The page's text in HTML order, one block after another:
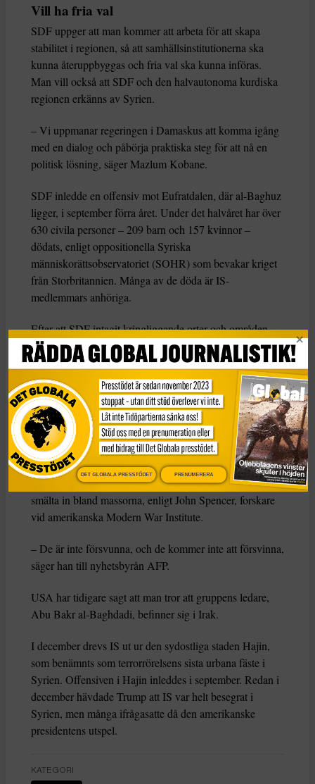
Vill ha fria val
SDF uppger att man kommer att arbeta för att skapa
stabilitet i regionen, så att samhällsinstitutionerna ska
kunna återuppbyggas och fria val ska kunna införas.
Man vill också att SDF och den halvautonoma kurdiska
regionen erkänns av Syrien.
– Vi uppmanar regeringen i Damaskus att komma igång
med en dialog och påbörja praktiska steg för att nå en
politisk lösning, säger Mazlum Kobane.
SDF inledde en offensiv mot Eufratdalen, där al-Baghuz
ligger, i september förra året. Under det halvåret har över
630 civila personer – 209 barn och 157 kvinnor –
dödats, enligt oppositionella Syriska
människorättsobservatoriet (SOHR) som bevakar kriget
från Storbritannien. Många av de döda är IS-
medlemmars anhöriga.
Efter att SDF intagit kringliggande orter och områden
inleddes offensiven mot al-Baghuz den 9 februari.
Alliansen meddelade vid återkommande tillfällen att en
seger var nära förestående, men det dröjde flera veckor,
inte minst med anledning av evakueringen av tiotusentals
civila.
IS-ledaren på fri fot
Den fortsatta kampen mot IS kan bli komplicerad. IS-
anhängare kan utan problem hålla sig undan, och försöka
smälta in bland massorna, enligt John Spencer, forskare
vid amerikanska Modern War Institute.
– De är inte försvunna, och de kommer inte att försvinna,
säger han till nyhetsbyrån AFP.
USA har tidigare sagt att man tror att gruppens ledare,
Abu Bakr al-Baghdadi, befinner sig i Irak.
I december drevs IS ut ur den sydostliga staden Hajin,
som benämnts som terrorrörelsens sista urbana fäste i
Syrien. Offensiven i Hajin inleddes i september. Redan i
december hävdade Trump att IS var helt besegrat i
Syrien, men många ifrågasatte då den amerikanske
presidentens utspel.
KATEGORI
DET GLOBALA PRESSTÖDET PRENUMERERA